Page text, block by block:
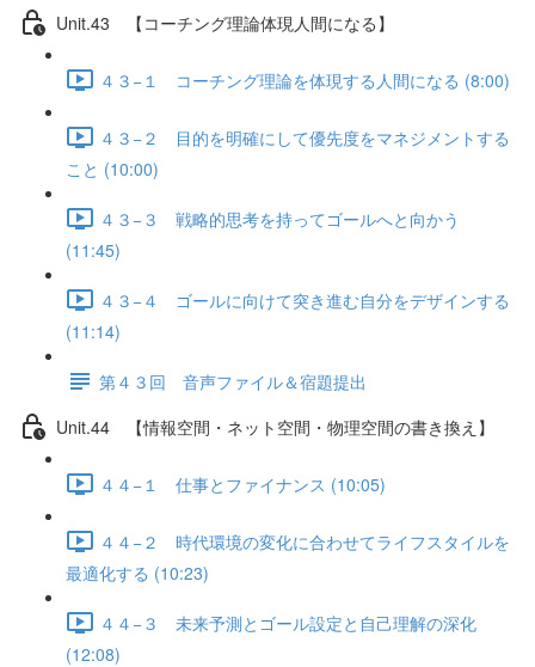
Unit.43 【コーチング理論体現人間になる】
４３−１ コーチング理論を体現する人間になる (8:00)
４３−２ 目的を明確にして優先度をマネジメントする
こと (10:00)
４３−３ 戦略的思考を持ってゴールへと向かう
(11:45)
４３−４ ゴールに向けて突き進む自分をデザインする
(11:14)
第４３回 音声ファイル＆宿題提出
Unit.44 【情報空間・ネット空間・物理空間の書き換え】
４４−１ 仕事とファイナンス (10:05)
４４−２ 時代環境の変化に合わせてライフスタイルを
最適化する (10:23)
４４−３ 未来予測とゴール設定と自己理解の深化
(12:08)